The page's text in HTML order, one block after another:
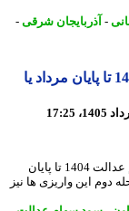
آذربایجان شرقی-
مرحله نخست سود سهام عدالت 1404 تا پایان مرداد یا
رییس اتاق تعاون ایران از واریز مرحله نخست سود سهام عدالت 1404 تا پایان
این واریزی ها نیز